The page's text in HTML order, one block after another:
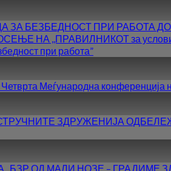
БЕЗБЕДНОСТ ПРИ РАБОТА
,,ПРАВИЛНИКОТ за условите за
при работа”
Меѓународна
ЗДРУЖЕНИЈА
ОД МАЛИ НОЗЕ – ГРАДИМЕ